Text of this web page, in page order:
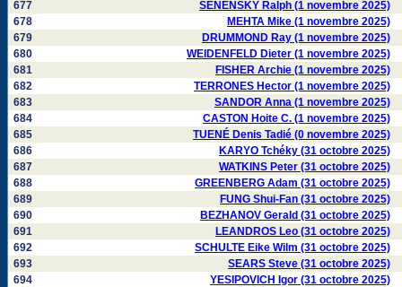
677
SENENSKY Ralph (1 novembre 2025)
678
MEHTA Mike (1 novembre 2025)
679
DRUMMOND Ray (1 novembre 2025)
680
WEIDENFELD Dieter (1 novembre 2025)
681
FISHER Archie (1 novembre 2025)
682
TERRONES Hector (1 novembre 2025)
683
SANDOR Anna (1 novembre 2025)
684
CASTON Hoite C. (1 novembre 2025)
685
TUENÉ Denis Tadié (0 novembre 2025)
686
KARYO Tchéky (31 octobre 2025)
687
WATKINS Peter (31 octobre 2025)
688
GREENBERG Adam (31 octobre 2025)
689
FUNG Shui-Fan (31 octobre 2025)
690
BEZHANOV Gerald (31 octobre 2025)
691
LEANDROS Leo (31 octobre 2025)
692
SCHULTE Eike Wilm (31 octobre 2025)
693
SEARS Steve (31 octobre 2025)
694
YESIPOVICH Igor (31 octobre 2025)